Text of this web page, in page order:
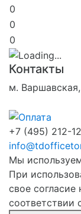
0
0
0
Контакты
м.
+7 (495) 212-
Мы
При
свое
соответствии